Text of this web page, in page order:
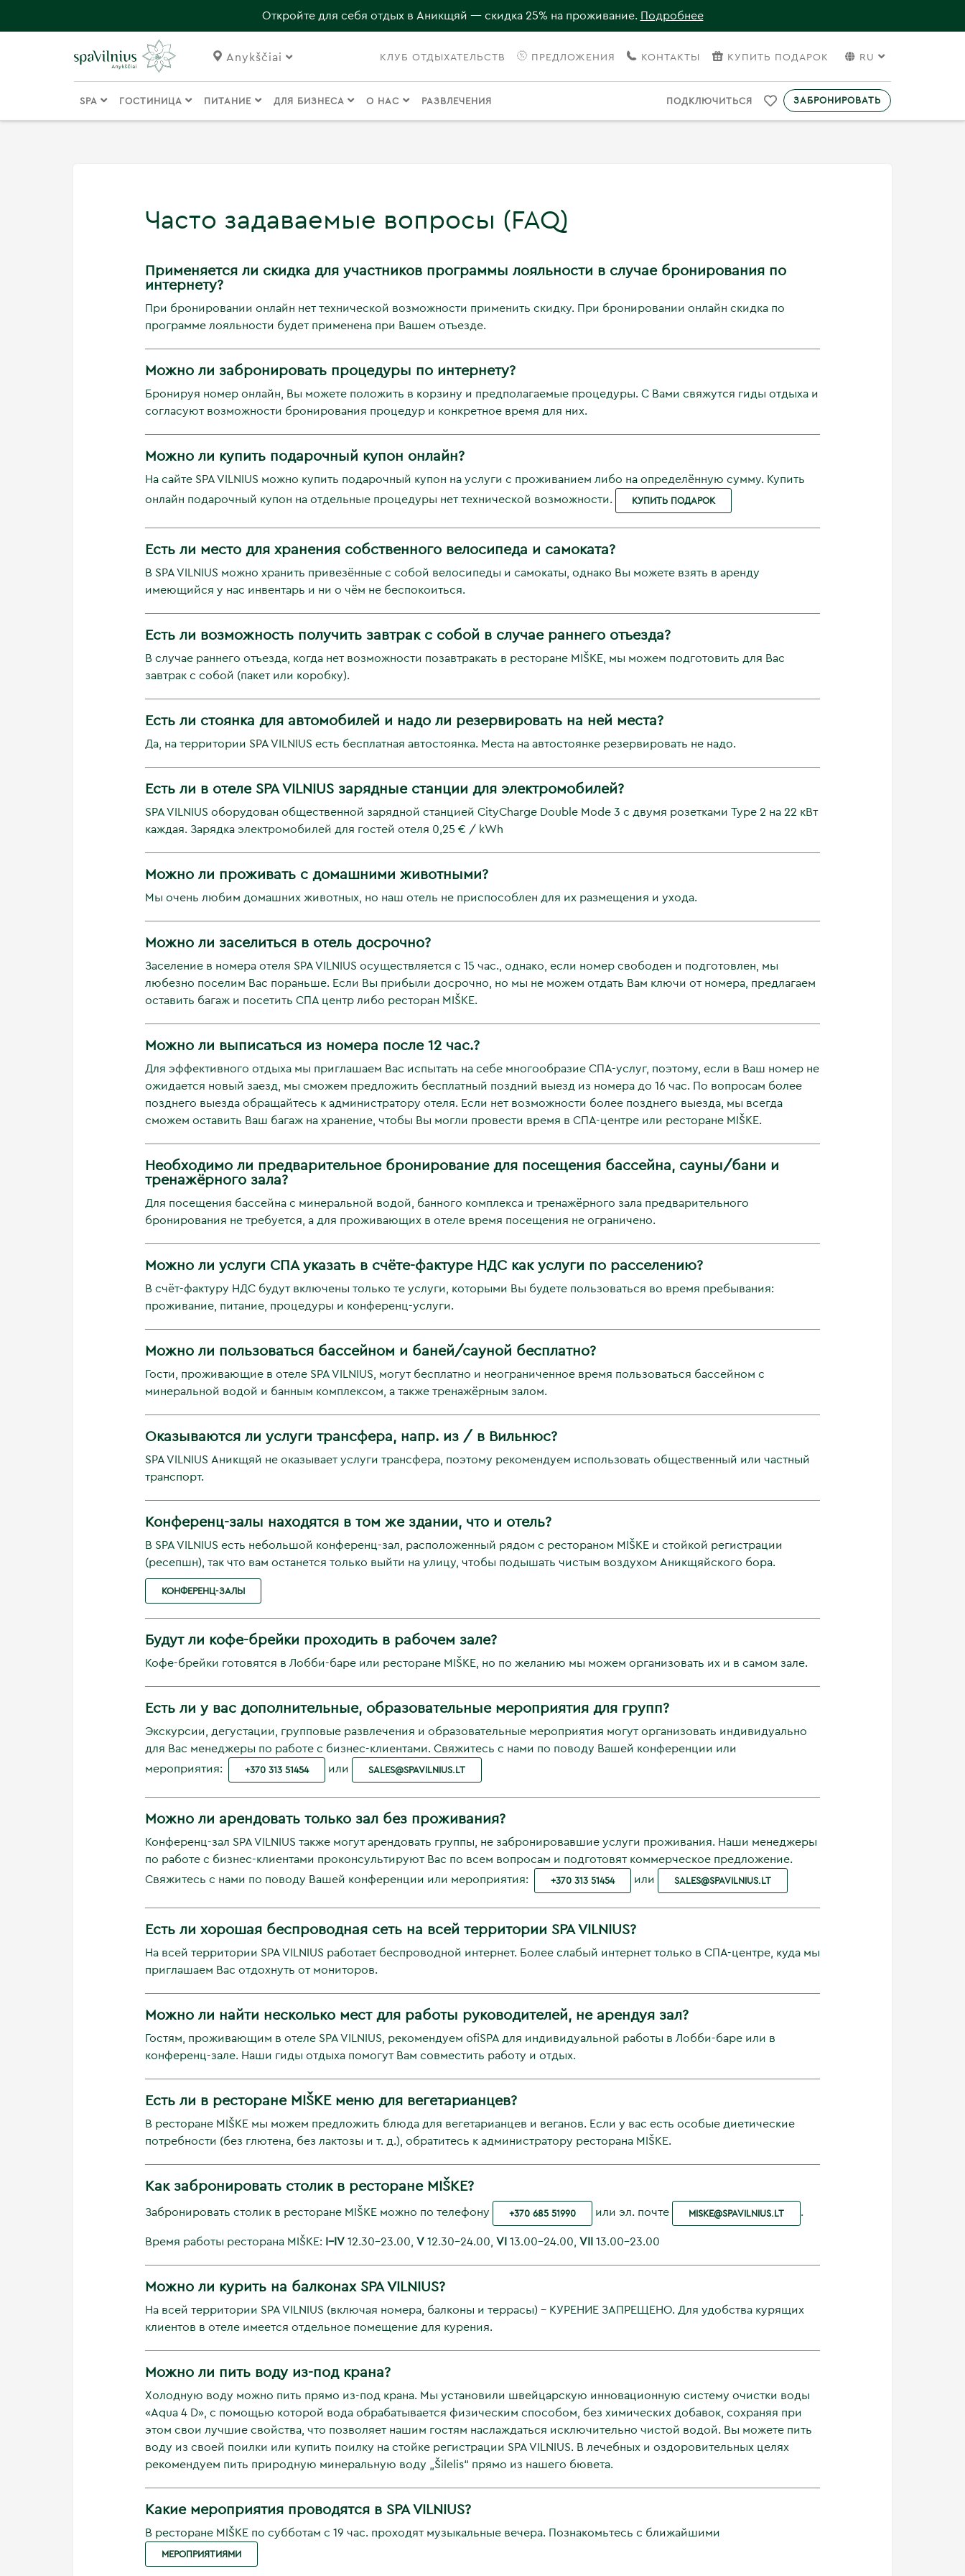
Откройте для себя отдых в Аникщяй — скидка 25% на проживание. Подробнее
Anykščiai КЛУБ ОТДЫХАТЕЛЬСТВ ПРЕДЛОЖЕНИЯ КОНТАКТЫ КУПИТЬ ПОДАРОК RU
SPA ГОСТИНИЦА ПИТАНИЕ ДЛЯ БИЗНЕСА О НАС РАЗВЛЕЧЕНИЯ ПОДКЛЮЧИТЬСЯ ЗАБРОНИРОВАТЬ
Часто задаваемые вопросы (FAQ)
Применяется ли скидка для участников программы лояльности в случае бронирования по
интернету?
При бронировании онлайн нет технической возможности применить скидку. При бронировании онлайн скидка по
программе лояльности будет применена при Вашем отъезде.
Можно ли забронировать процедуры по интернету?
Бронируя номер онлайн, Вы можете положить в корзину и предполагаемые процедуры. С Вами свяжутся гиды отдыха и
согласуют возможности бронирования процедур и конкретное время для них.
Можно ли купить подарочный купон онлайн?
На сайте SPA VILNIUS можно купить подарочный купон на услуги с проживанием либо на определённую сумму. Купить
онлайн подарочный купон на отдельные процедуры нет технической возможности.
КУПИТЬ ПОДАРОК
Есть ли место для хранения собственного велосипеда и самоката?
В SPA VILNIUS можно хранить привезённые с собой велосипеды и самокаты, однако Вы можете взять в аренду
имеющийся у нас инвентарь и ни о чём не беспокоиться.
Есть ли возможность получить завтрак с собой в случае раннего отъезда?
В случае раннего отъезда, когда нет возможности позавтракать в ресторане MIŠKE, мы можем подготовить для Вас
завтрак с собой (пакет или коробку).
Есть ли стоянка для автомобилей и надо ли резервировать на ней места?
Да, на территории SPA VILNIUS есть бесплатная автостоянка. Места на автостоянке резервировать не надо.
Есть ли в отеле SPA VILNIUS зарядные станции для электромобилей?
SPA VILNIUS оборудован общественной зарядной станцией CityCharge Double Mode 3 с двумя розетками Type 2 на 22 кВт
каждая. Зарядка электромобилей для гостей отеля 0,25 € / kWh
Можно ли проживать с домашними животными?
Мы очень любим домашних животных, но наш отель не приспособлен для их размещения и ухода.
Можно ли заселиться в отель досрочно?
Заселение в номера отеля SPA VILNIUS осуществляется с 15 час., однако, если номер свободен и подготовлен, мы
любезно поселим Вас пораньше. Если Вы прибыли досрочно, но мы не можем отдать Вам ключи от номера, предлагаем
оставить багаж и посетить СПА центр либо ресторан MIŠKE.
Можно ли выписаться из номера после 12 час.?
Для эффективного отдыха мы приглашаем Вас испытать на себе многообразие СПА-услуг, поэтому, если в Ваш номер не
ожидается новый заезд, мы сможем предложить бесплатный поздний выезд из номера до 16 час. По вопросам более
позднего выезда обращайтесь к администратору отеля. Если нет возможности более позднего выезда, мы всегда
сможем оставить Ваш багаж на хранение, чтобы Вы могли провести время в СПА-центре или ресторане MIŠKE.
Необходимо ли предварительное бронирование для посещения бассейна, сауны/бани и
тренажёрного зала?
Для посещения бассейна с минеральной водой, банного комплекса и тренажёрного зала предварительного
бронирования не требуется, а для проживающих в отеле время посещения не ограничено.
Можно ли услуги СПА указать в счёте-фактуре НДС как услуги по расселению?
В счёт-фактуру НДС будут включены только те услуги, которыми Вы будете пользоваться во время пребывания:
проживание, питание, процедуры и конференц-услуги.
Можно ли пользоваться бассейном и баней/сауной бесплатно?
Гости, проживающие в отеле SPA VILNIUS, могут бесплатно и неограниченное время пользоваться бассейном с
минеральной водой и банным комплексом, а также тренажёрным залом.
Оказываются ли услуги трансфера, напр. из / в Вильнюс?
SPA VILNIUS Аникщяй не оказывает услуги трансфера, поэтому рекомендуем использовать общественный или частный
транспорт.
Конференц-залы находятся в том же здании, что и отель?
В SPA VILNIUS есть небольшой конференц-зал, расположенный рядом с рестораном MIŠKE и стойкой регистрации
(ресепшн), так что вам останется только выйти на улицу, чтобы подышать чистым воздухом Аникщяйского бора.
КОНФЕРЕНЦ-ЗАЛЫ
Будут ли кофе-брейки проходить в рабочем зале?
Кофе-брейки готовятся в Лобби-баре или ресторане MIŠKE, но по желанию мы можем организовать их и в самом зале.
Есть ли у вас дополнительные, образовательные мероприятия для групп?
Экскурсии, дегустации, групповые развлечения и образовательные мероприятия могут организовать индивидуально
для Вас менеджеры по работе с бизнес-клиентами. Свяжитесь с нами по поводу Вашей конференции или
мероприятия:
+370 313 51454 или SALES@SPAVILNIUS.LT
Можно ли арендовать только зал без проживания?
Конференц-зал SPA VILNIUS также могут арендовать группы, не забронировавшие услуги проживания. Наши менеджеры
по работе с бизнес-клиентами проконсультируют Вас по всем вопросам и подготовят коммерческое предложение.
Свяжитесь с нами по поводу Вашей конференции или мероприятия:
+370 313 51454 или SALES@SPAVILNIUS.LT
Есть ли хорошая беспроводная сеть на всей территории SPA VILNIUS?
На всей территории SPA VILNIUS работает беспроводной интернет. Более слабый интернет только в СПА-центре, куда мы
приглашаем Вас отдохнуть от мониторов.
Можно ли найти несколько мест для работы руководителей, не арендуя зал?
Гостям, проживающим в отеле SPA VILNIUS, рекомендуем ofiSPA для индивидуальной работы в Лобби-баре или в
конференц-зале. Наши гиды отдыха помогут Вам совместить работу и отдых.
Есть ли в ресторане MIŠKE меню для вегетарианцев?
В ресторане MIŠKE мы можем предложить блюда для вегетарианцев и веганов. Если у вас есть особые диетические
потребности (без глютена, без лактозы и т. д.), обратитесь к администратору ресторана MIŠKE.
Как забронировать столик в ресторане MIŠKE?
Забронировать столик в ресторане MIŠKE можно по телефону +370 685 51990 или эл. почте MISKE@SPAVILNIUS.LT .
Время работы ресторана MIŠKE: I–IV 12.30–23.00, V 12.30–24.00, VI 13.00–24.00, VII 13.00–23.00
Можно ли курить на балконах SPA VILNIUS?
На всей территории SPA VILNIUS (включая номера, балконы и террасы) - КУРЕНИЕ ЗАПРЕЩЕНО. Для удобства курящих
клиентов в отеле имеется отдельное помещение для курения.
Можно ли пить воду из-под крана?
Холодную воду можно пить прямо из-под крана. Мы установили швейцарскую инновационную систему очистки воды
«Aqua 4 D», с помощью которой вода обрабатывается физическим способом, без химических добавок, сохраняя при
этом свои лучшие свойства, что позволяет нашим гостям наслаждаться исключительно чистой водой. Вы можете пить
воду из своей поилки или купить поилку на стойке регистрации SPA VILNIUS. В лечебных и оздоровительных целях
рекомендуем пить природную минеральную воду „Šilelis“ прямо из нашего бювета.
Какие мероприятия проводятся в SPA VILNIUS?
В ресторане MIŠKE по субботам с 19 час. проходят музыкальные вечера. Познакомьтесь с ближайшими
МЕРОПРИЯТИЯМИ